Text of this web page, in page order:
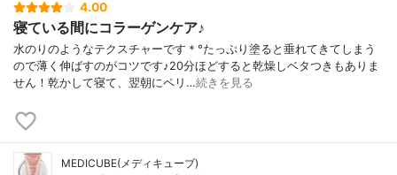
4.00
寝ている間にコラーゲンケア♪
水のりのようなテクスチャーです＊°たっぷり塗ると垂れてきてしまう
ので薄く伸ばすのがコツです♪20分ほどすると乾燥しベタつきもありま
せん！乾かして寝て、翌朝にペリ…続きを見る
MEDICUBE(メディキューブ)